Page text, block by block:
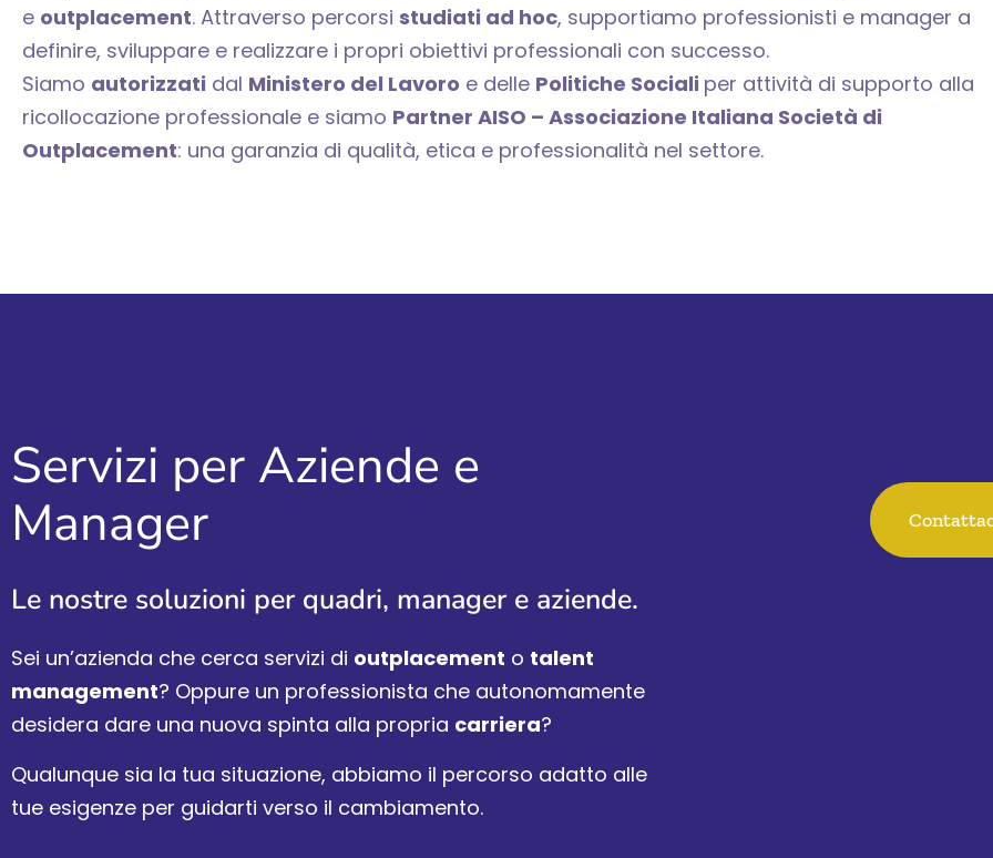
e outplacement. Attraverso percorsi studiati ad hoc, supportiamo professionisti e manager a
definire, sviluppare e realizzare i propri obiettivi professionali con successo.
Siamo autorizzati dal Ministero del Lavoro e delle Politiche Sociali per attività di supporto alla
ricollocazione professionale e siamo Partner AISO – Associazione Italiana Società di
Outplacement: una garanzia di qualità, etica e professionalità nel settore.
Servizi per Aziende e
Manager
Le nostre soluzioni per quadri, manager e aziende.
Sei un’azienda che cerca servizi di outplacement o talent
management? Oppure un professionista che autonomamente
desidera dare una nuova spinta alla propria carriera?
Qualunque sia la tua situazione, abbiamo il percorso adatto alle
tue esigenze per guidarti verso il cambiamento.